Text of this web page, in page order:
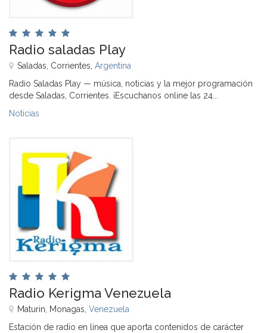
Radio saladas Play
Saladas, Corrientes, Argentina
Radio Saladas Play — música, noticias y la mejor programación
desde Saladas, Corrientes. ¡Escuchanos online las 24...
Noticias
Radio Kerigma Venezuela
Maturin, Monagas, Venezuela
Estación de radio en línea que aporta contenidos de carácter